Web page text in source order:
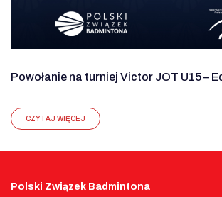
Powołanie na turniej Victor JOT U15 –
CZYTAJ WIĘCEJ
Polski Związek Badmintona